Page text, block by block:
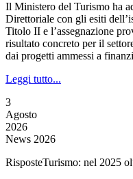
Il Ministero del Turismo ha
Direttoriale con gli esiti
Titolo II e l’assegnazione
risultato concreto per il
dai progetti ammessi a
Leggi tutto...
3
Agosto
2026
News 2026
RisposteTurismo: nel 2025